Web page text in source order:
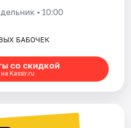
• 10:00
БАБОЧЕК
со скидкой
на Kassir.ru